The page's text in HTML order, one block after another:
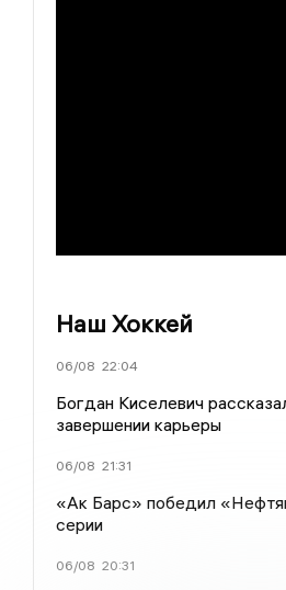
Наш Хоккей
06/08 22:04
Богдан Киселевич
завершении карьеры
06/08 21:31
«Ак Барс» победил
серии
06/08 20:31